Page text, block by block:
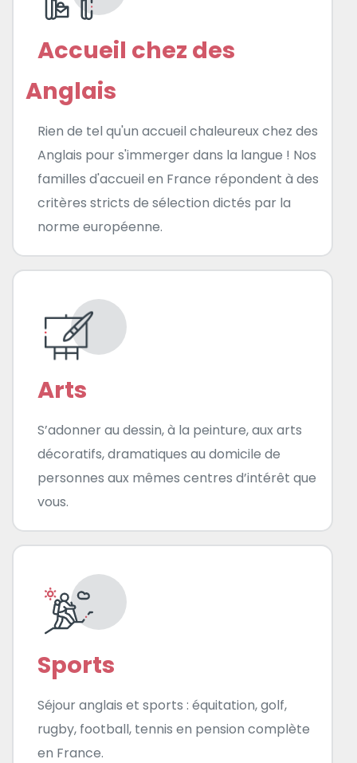
Accueil chez des
Anglais
Rien de tel qu'un accueil chaleureux chez des
Anglais pour s'immerger dans la langue ! Nos
familles d'accueil en France répondent à des
critères stricts de sélection dictés par la
norme européenne.
Arts
S’adonner au dessin, à la peinture, aux arts
décoratifs, dramatiques au domicile de
personnes aux mêmes centres d’intérêt que
vous.
Sports
Séjour anglais et sports : équitation, golf,
rugby, football, tennis en pension complète
en France.